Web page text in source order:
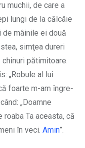
muchii, de care a
lungi de la călcâie
de mâinile ei două
simţea dureri
pătimitoare.
„Robule al lui
foarte m-am îngre­
„Doamne
Ta aceasta, că
în veci. Amin”.